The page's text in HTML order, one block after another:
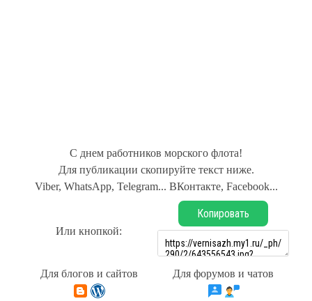
С днем работников морского флота!
Для публикации скопируйте текст ниже.
Viber, WhatsApp, Telegram... ВКонтакте, Facebook...
Или кнопкой:
Копировать
Для блогов и сайтов Для форумов и чатов